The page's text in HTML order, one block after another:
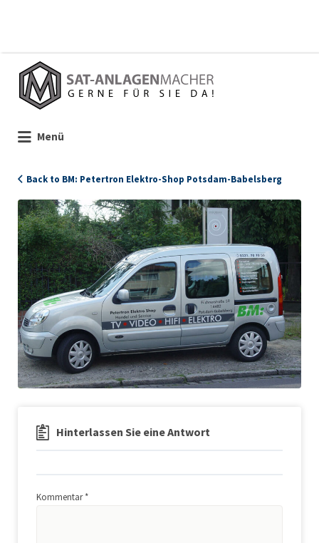
Suchen
nach:
Menü
106246_petertron_laden_1971
Back to BM: Petertron Elektro-Shop Potsdam-Babelsberg
Hinterlassen Sie eine Antwort
Kommentar*